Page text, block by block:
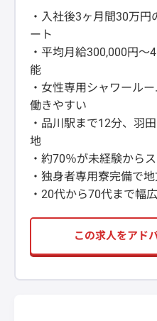
・入社後3ヶ月間30万
ート
・平均月給300,000円
能
・女性専用シャワール
働きやすい
・品川駅まで12分、羽
地
・約70％が未経験から
・独身者専用寮完備で
・20代から70代まで幅
この求人をアド